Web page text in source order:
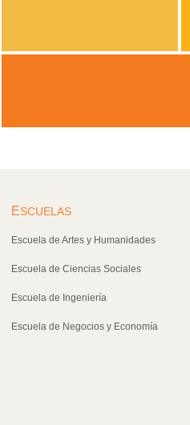
ESCUELAS
Escuela de Artes y Humanidades
Escuela de Ciencias Sociales
Escuela de Ingeniería
Escuela de Negocios y Economía